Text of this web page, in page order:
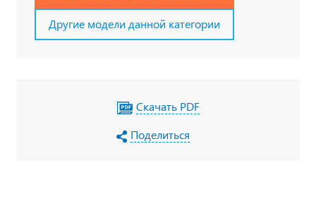
Другие модели данной категории
Скачать PDF
Поделиться